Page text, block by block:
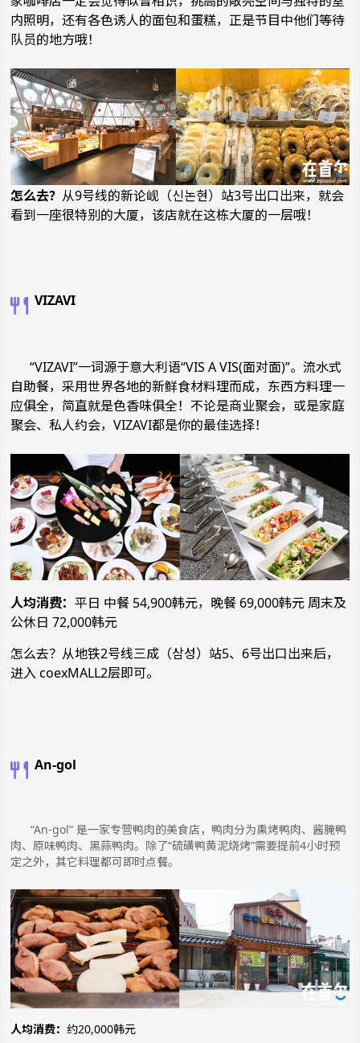
内照明，还有各色诱人的面包和蛋糕，正是节目中他们等待
队员的地方哦！
怎么去？ 从9号线的新论岘（신논현）站3号出口出来，就会
看到一座很特别的大厦，该店就在这栋大厦的一层哦！
VIZAVI
“VIZAVI”一词源于意大利语“VIS A VIS(面对面)”。流水式
自助餐，采用世界各地的新鲜食材料理而成，东西方料理一
应俱全，简直就是色香味俱全！不论是商业聚会，或是家庭
聚会、私人约会，VIZAVI都是你的最佳选择！
人均消费： 平日 中餐 54,900韩元，晚餐 69,000韩元 周末及
公休日 72,000韩元
怎么去？ 从地铁2号线三成（삼성）站5、6号出口出来后，
进入 coexMALL2层即可。
An-gol
“An-gol” 是一家专营鸭肉的美食店，鸭肉分为熏烤鸭肉、酱腌鸭
肉、原味鸭肉、黑蒜鸭肉。除了“硫磺鸭黄泥烧烤”需要提前4小时预
定之外，其它料理都可即时点餐。
人均消费： 约20,000韩元